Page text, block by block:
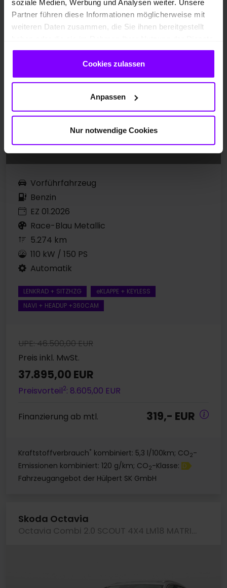
soziale Medien, Werbung und Analysen weiter. Unsere
Partner führen diese Informationen möglicherweise mit
weiteren Daten zusammen, die Sie ihnen bereitgestellt
gesammelt haben.
Cookies zulassen
Anpassen
Nur notwendige Cookies
Vorführfahrzeug
Benzin
EZ 01.2026
Race-Blau Metallic
5.274 km
110 kW / 150 PS
Automatik
LENKRAD + SITZHZG
eKLAPPE + KEYLESS
NAVI + HEADUP +360CAM
UPE: 46.500,00 EUR
Preis inkl. MwSt.
37.895,00 EUR
Preisvorteil2: 8.605,00 EUR
Finanzierung ab mtl. 319,- EUR
Kraftstoffverbrauch* kombiniert: 5,3 l/100km; CO2-
Emissionen kombiniert: 120 g/km; CO2-Klasse: D
Fahrzeugangebot der Hülpert SK GmbH
Skoda Octavia
Octavia Combi 2.0 SCOUT 4X4 LM18 MATRIX CARPLAY